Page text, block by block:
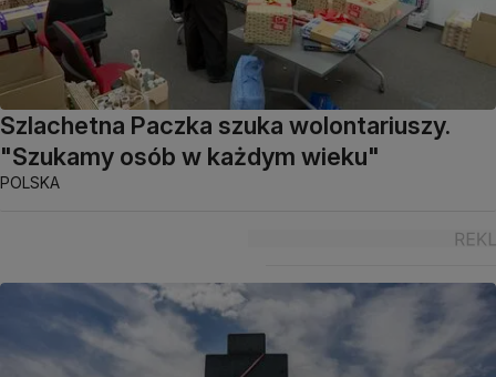
Szlachetna Paczka szuka wolontariuszy.
"Szukamy osób w każdym wieku"
POLSKA